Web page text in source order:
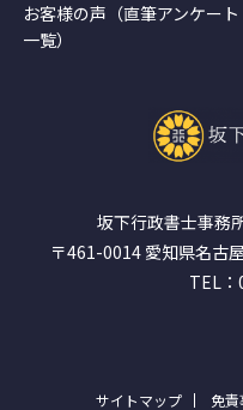
お客様の声（直筆アンケート
一覧）
坂下行政書士事務
〒461-0014 愛知県名古
TEL
サイトマップ 免